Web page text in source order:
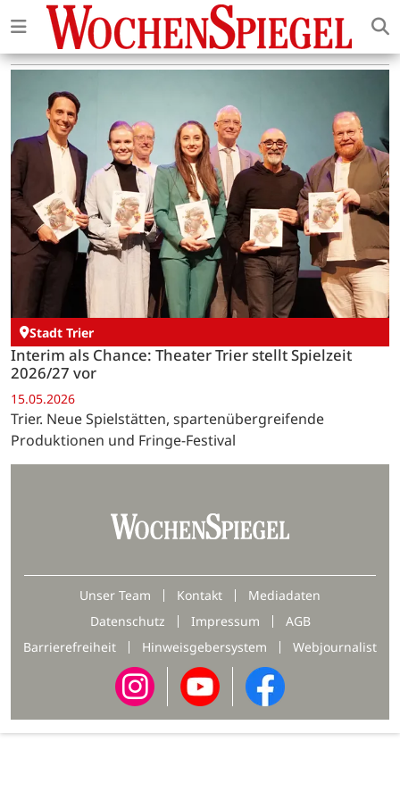
Stadt Trier
Interim als Chance: Theater Trier stellt Spielzeit
2026/27 vor
15.05.2026
Trier. Neue Spielstätten, spartenübergreifende
Produktionen und Fringe-Festival
Unser Team Kontakt
Mediadaten
Datenschutz
Impressum
AGB
Barrierefreiheit
Hinweisgebersystem Webjournalist